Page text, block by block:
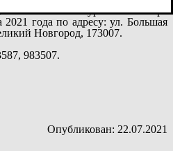
в конкурсном отборе
года по адресу: ул. Большая
Новгород, 173007.
983507.
Опубликован: 22.07.2021